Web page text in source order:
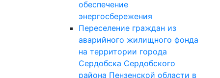
обеспечение
энергосбережения
Переселение граждан из
аварийного жилищного фонда
на территории города
Сердобска Сердобского
района Пензенской области в